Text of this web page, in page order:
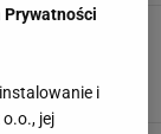
na siłowni. Po
na tak!
Prywatności
i
jej